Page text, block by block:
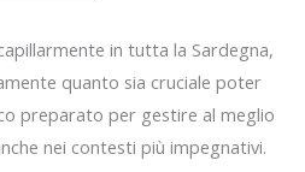
in tutta la Sardegna,
quanto sia cruciale poter
preparato per gestire al meglio
nei contesti più impegnativi.